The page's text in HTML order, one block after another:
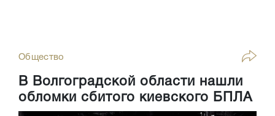
Общество
В Волгоградской области нашли
обломки сбитого киевского БПЛА